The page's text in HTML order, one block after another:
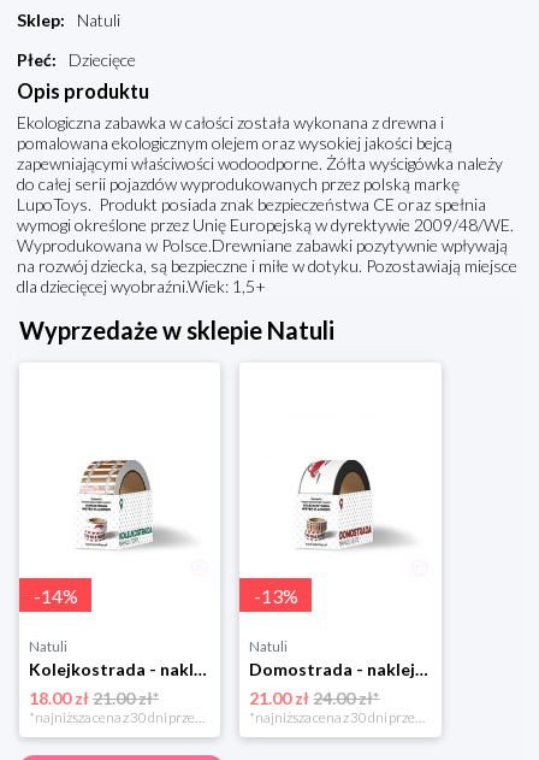
Sklep:
Natuli
Płeć: Dziecięce
Opis produktu
Ekologiczna zabawka w całości została wykonana z drewna i
pomalowana ekologicznym olejem oraz wysokiej jakości bejcą
zapewniającymi właściwości wodoodporne. Żółta wyścigówka należy
do całej serii pojazdów wyprodukowanych przez polską markę
LupoToys. Produkt posiada znak bezpieczeństwa CE oraz spełnia
wymogi określone przez Unię Europejską w dyrektywie 2009/48/WE.
Wyprodukowana w Polsce.Drewniane zabawki pozytywnie wpływają
na rozwój dziecka, są bezpieczne i miłe w dotyku. Pozostawiają miejsce
dla dziecięcej wyobraźni.Wiek: 1,5+
Wyprzedaże w sklepie Natuli
-14%
Natuli
Kolejkostrada - naklejaj tory Zuzutoys
18.00 zł21.00 zł*
*najniższa cena z 30 dni przed obniżką
-13%
Natuli
Domostrada - naklejaj ulice Zuzutoys
21.00 zł 24.00 zł*
*najniższa cena z 30 dni przed obniżką